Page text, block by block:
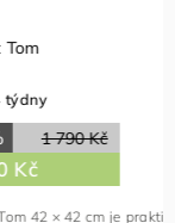
–24 %
Představte